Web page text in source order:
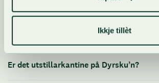
Ikkje tillèt
Kva er dagskort utstillar?
Er det utstillarkantine på Dyrsku’n?